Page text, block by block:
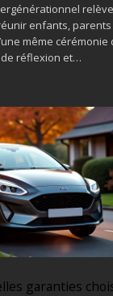
enfants,
même cérémonie
réflexion et…
garanties